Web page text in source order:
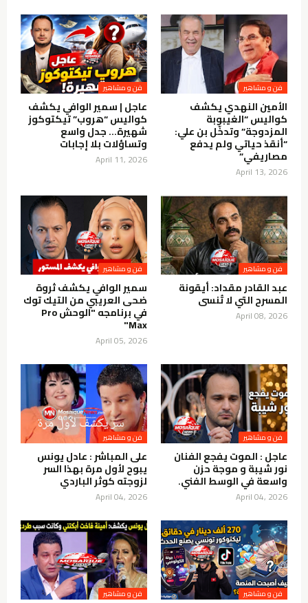
فن و مشاهير
الأمين النهدي يكشف
كواليس “الغيبوبة
المزدوجة” وتدخّل بن علي:
“أنقذ حياتي ولم يدفع
مصاريفي”
April 13, 2026
فن و مشاهير
عاجل | سمير الوافي يكشف
كواليس “هروب” تيكتوكوز
شهيرة… جدل واسع
وتساؤلات بلا إجابات
April 11, 2026
فن و مشاهير
عبد القادر مقداد: أيقونة
المسرح التي لا تُنسى
April 08, 2026
فن و مشاهير
سمير الوافي يكشف ثروة
ضحى العريبي من التيك توك
في برنامجه "الوحش Pro
Max"
April 05, 2026
فن و مشاهير
عاجل : الموت يفجع الفنان
نور شيبة و موجة حزن
واسعة في الوسط الفني.
April 04, 2026
فن و مشاهير
على المباشر : عادل يونس
يبوح لأول مرة بهذا السر
لزوجته كوثر الباردي
April 04, 2026
فن و مشاهير فن و مشاهير